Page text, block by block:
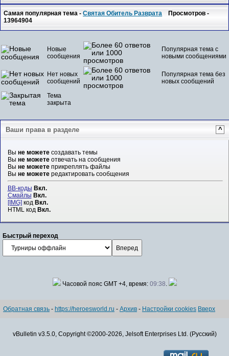
Самая популярная тема -Святая Обитель Разврата Просмотров -
13964904
Новые
сообщения
Популярная тема с
новыми сообщениями
Нет новых
сообщений
Популярная тема без
новых сообщений
Тема
закрыта
Ваши права в разделе ^
Вы не можетесоздавать темы
Вы не можетеотвечать на сообщения
Вы не можетеприкреплять файлы
Вы не можетередактировать сообщения
BB-коды Вкл.
Смайлы Вкл.
[IMG]код Вкл.
HTML код Вкл.
Быстрый переход
Часовой пояс GMT +4, время: 09:38.
Обратная связь - https://heroesworld.ru - Архив - Настройки cookies Вверх
vBulletin v3.5.0, Copyright ©2000-2026, Jelsoft Enterprises Ltd. (Русский)